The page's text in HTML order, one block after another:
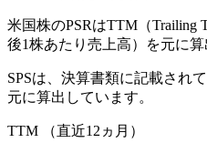
米国株のPSRはTTM（Trailing
後1株あたり売上高）を元に算
SPSは、決算書類に記載され
元に算出しています。
TTM （直近12ヵ月）